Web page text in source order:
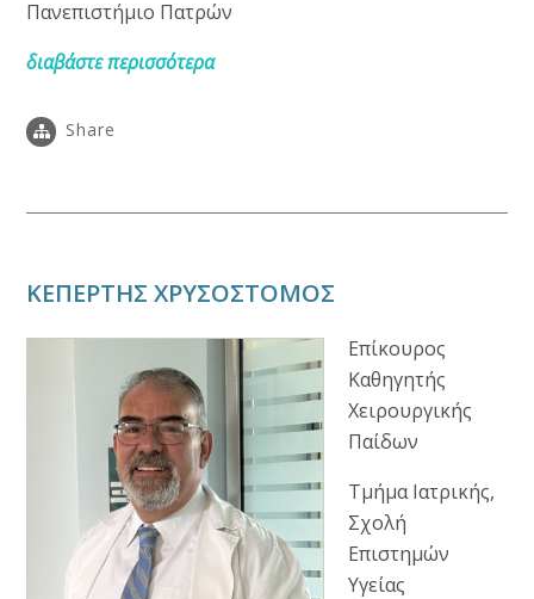
Πανεπιστήμιο Πατρών
διαβάστε περισσότερα
Share
ΚΕΠΕΡΤΗΣ ΧΡΥΣΟΣΤΟΜΟΣ
Επίκουρος
Καθηγητής
Χειρουργικής
Παίδων
Τμήμα Ιατρικής,
Σχολή
Επιστημών
Υγείας